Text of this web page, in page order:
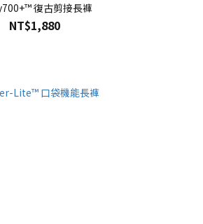
復古剪接長褲
NT$1,880